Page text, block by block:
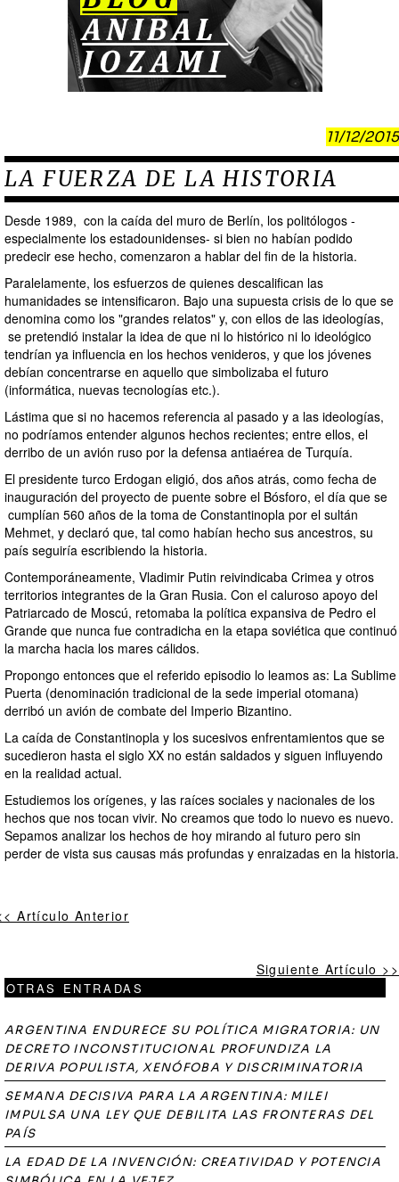
11/12/2015
LA FUERZA DE LA HISTORIA
Desde 1989, con la caída del muro de Berlín, los politólogos -
especialmente los estadounidenses- si bien no habían podido
predecir ese hecho, comenzaron a hablar del fin de la historia.
Paralelamente, los esfuerzos de quienes descalifican las
humanidades se intensificaron. Bajo una supuesta crisis de lo que se
denomina como los "grandes relatos‎" y, con ellos de las ideologías,
se pretendió instalar la idea de que ni lo histórico ni lo ideológico
tendrían ya influencia en los hechos venideros, y que los jóvenes
debían concentrarse en aquello que simbolizaba el futuro
(informática, nuevas tecnologías etc.).
Lástima que si no hacemos referencia al pasado y a las ideologías,
no podríamos entender algunos hechos recientes; entre ellos, el
derribo de un avión ruso por la defensa antiaérea de Turquía.
El presidente turco Erdogan eligió, dos años atrás, como fecha de
inauguración del proyecto de puente sobre el Bósforo, el día que se
cumplían 560 años de la toma de Constantinopla por el sultán
Mehmet, y declaró que, tal como habían hecho sus ancestros, su
país seguiría escribiendo la historia.
Contemporáneamente, Vladimir Putin reivindicaba Crimea y otros
territorios integrantes de la Gran Rusia. Con el caluroso apoyo del
Patriarcado de Moscú, retomaba la política expansiva de Pedro el
Grande que nunca fue contradicha en la etapa soviética‎ que continuó
la marcha hacia los mares cálidos.
Propongo entonces que el referido episodio lo leamos as: La Sublime
Puerta (denominación tradicional de la sede imperial otomana)
derribó un avión de combate del Imperio Bizantino.
La caída de Constantinopla y los sucesivos enfrentamientos que se
sucedieron hasta el siglo XX no están saldados y siguen influyendo
en la realidad actual.
‎Estudiemos los orígenes, y las raíces sociales y nacionales de los
hechos que nos tocan vivir. No creamos que todo lo nuevo es nuevo.
Sepamos analizar los hechos de hoy mirando al futuro pero sin
perder de vista sus causas más profundas y enraizadas en la historia.
Artículo Anterior
Siguiente Artículo >>
OTRAS ENTRADAS
ARGENTINA ENDURECE SU POLÍTICA MIGRATORIA: UN
DECRETO INCONSTITUCIONAL PROFUNDIZA LA
DERIVA POPULISTA, XENÓFOBA Y DISCRIMINATORIA
SEMANA DECISIVA PARA LA ARGENTINA: MILEI
IMPULSA UNA LEY QUE DEBILITA LAS FRONTERAS DEL
PAÍS
LA EDAD DE LA INVENCIÓN: CREATIVIDAD Y POTENCIA